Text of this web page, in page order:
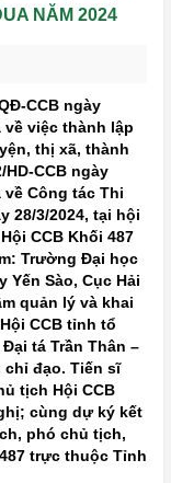
NĂM 2024
CCB ngày
về việc thành lập
thị xã, thành
CCB ngày
về Công tác Thi
28/3/2024, tại hội
CCB Khối 487
Trường Đại học
Yến Sào, Cục Hải
quản lý và khai
CCB tỉnh tổ
tá Trần Thân –
chỉ đạo. Tiến sĩ
tịch Hội CCB
cùng dự ký kết
phó chủ tịch,
trực thuộc Tỉnh